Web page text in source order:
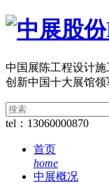
中国展陈工程设计
创新中国十大展馆领
tel：13060000870
首页
home
中展概况